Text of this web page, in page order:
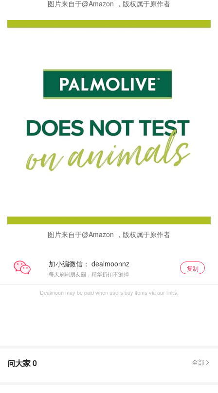
图片来自于@Amazon ，版权属于原作者
图片来自于@Amazon ，版权属于原作者
加小编微信：
每天刷刷朋友圈，精华折扣不漏掉
复制
Dealmoon may be paid when users buy items via our links.
问大家0 全部